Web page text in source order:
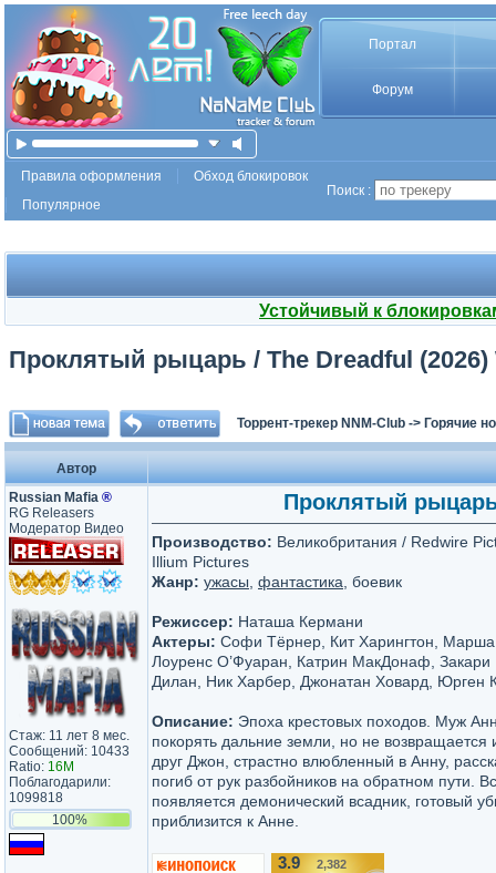
Портал
Форум
Правила оформления
Обход блокировок
Популярное
Поиск :
Устойчивый к
Проклятый рыцарь / The Dreadful (2026)
Торрент-трекер NNM-Club -> Горячие
Автор
Russian Mafia ®
RG Releasers
Модератор Видео
Стаж: 11 лет 8 мес.
Сообщений: 10433
Ratio: 16M
Поблагодарили:
1099818
100%
Проклятый рыцарь
Производство: Великобритания / Redwire
Illium Pictures
Жанр: ужасы фантастика , боевик
Режиссер: Наташа Кермани
Актеры: Софи Тёрнер, Кит Харингтон,
Лоуренс О’Фуаран, Катрин МакДонаф, Закари
Дилан, Ник Харбер, Джонатан Ховард, Юрген
Описание: Эпоха крестовых походов. Муж
покорять дальние земли, но не возвращается
друг Джон, страстно влюбленный в Анну,
погиб от рук разбойников на обратном пути.
появляется демонический всадник, готовый
приблизится к Анне.
3.9 2,382